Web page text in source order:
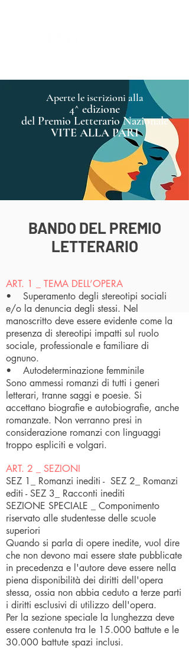
Aperte le iscrizioni alla
4^ edizione
del Premio Letterario Nazionale
VITE ALLA PARI
BANDO DEL PREMIO
LETTERARIO
ART. 1 _ TEMA DELL’OPERA
• Superamento degli stereotipi sociali
e/o la denuncia degli stessi. Nel
manoscritto deve essere evidente come la
presenza di stereotipi impatti sul ruolo
sociale, professionale e familiare di
ognuno.
• Autodeterminazione femminile
Sono ammessi romanzi di tutti i generi
letterari, tranne saggi e poesie. Si
accettano biografie e autobiografie, anche
romanzate. Non verranno presi in
considerazione romanzi con linguaggi
troppo espliciti e volgari.
ART. 2 _ SEZIONI
SEZ 1_ Romanzi inediti - SEZ 2_ Romanzi
editi - SEZ 3_ Racconti inediti
SEZIONE SPECIALE _ Componimento
riservato alle studentesse delle scuole
superiori
Quando si parla di opere inedite, vuol dire
che non devono mai essere state pubblicate
in precedenza e l'autore deve essere nella
piena disponibilità dei diritti dell'opera
stessa, ossia non abbia ceduto a terze parti
i diritti esclusivi di utilizzo dell'opera.
Per la sezione speciale la lunghezza deve
essere contenuta tra le 15.000 battute e le
30.000 battute spazi inclusi.